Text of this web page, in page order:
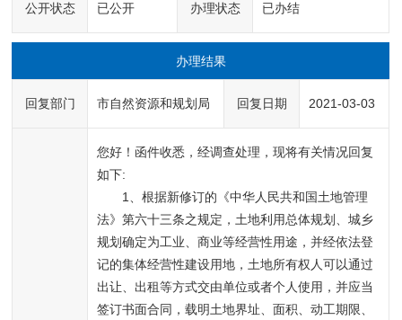
公开状态 已公开 办理状态 已办结
办理结果
回复部门 市自然资源和规划局 回复日期 2021-03-03
您好！函件收悉，经调查处理，现将有关情况回复
如下:
1、根据新修订的《中华人民共和国土地管理
法》第六十三条之规定，土地利用总体规划、城乡
规划确定为工业、商业等经营性用途，并经依法登
记的集体经营性建设用地，土地所有权人可以通过
出让、出租等方式交由单位或者个人使用，并应当
签订书面合同，载明土地界址、面积、动工期限、